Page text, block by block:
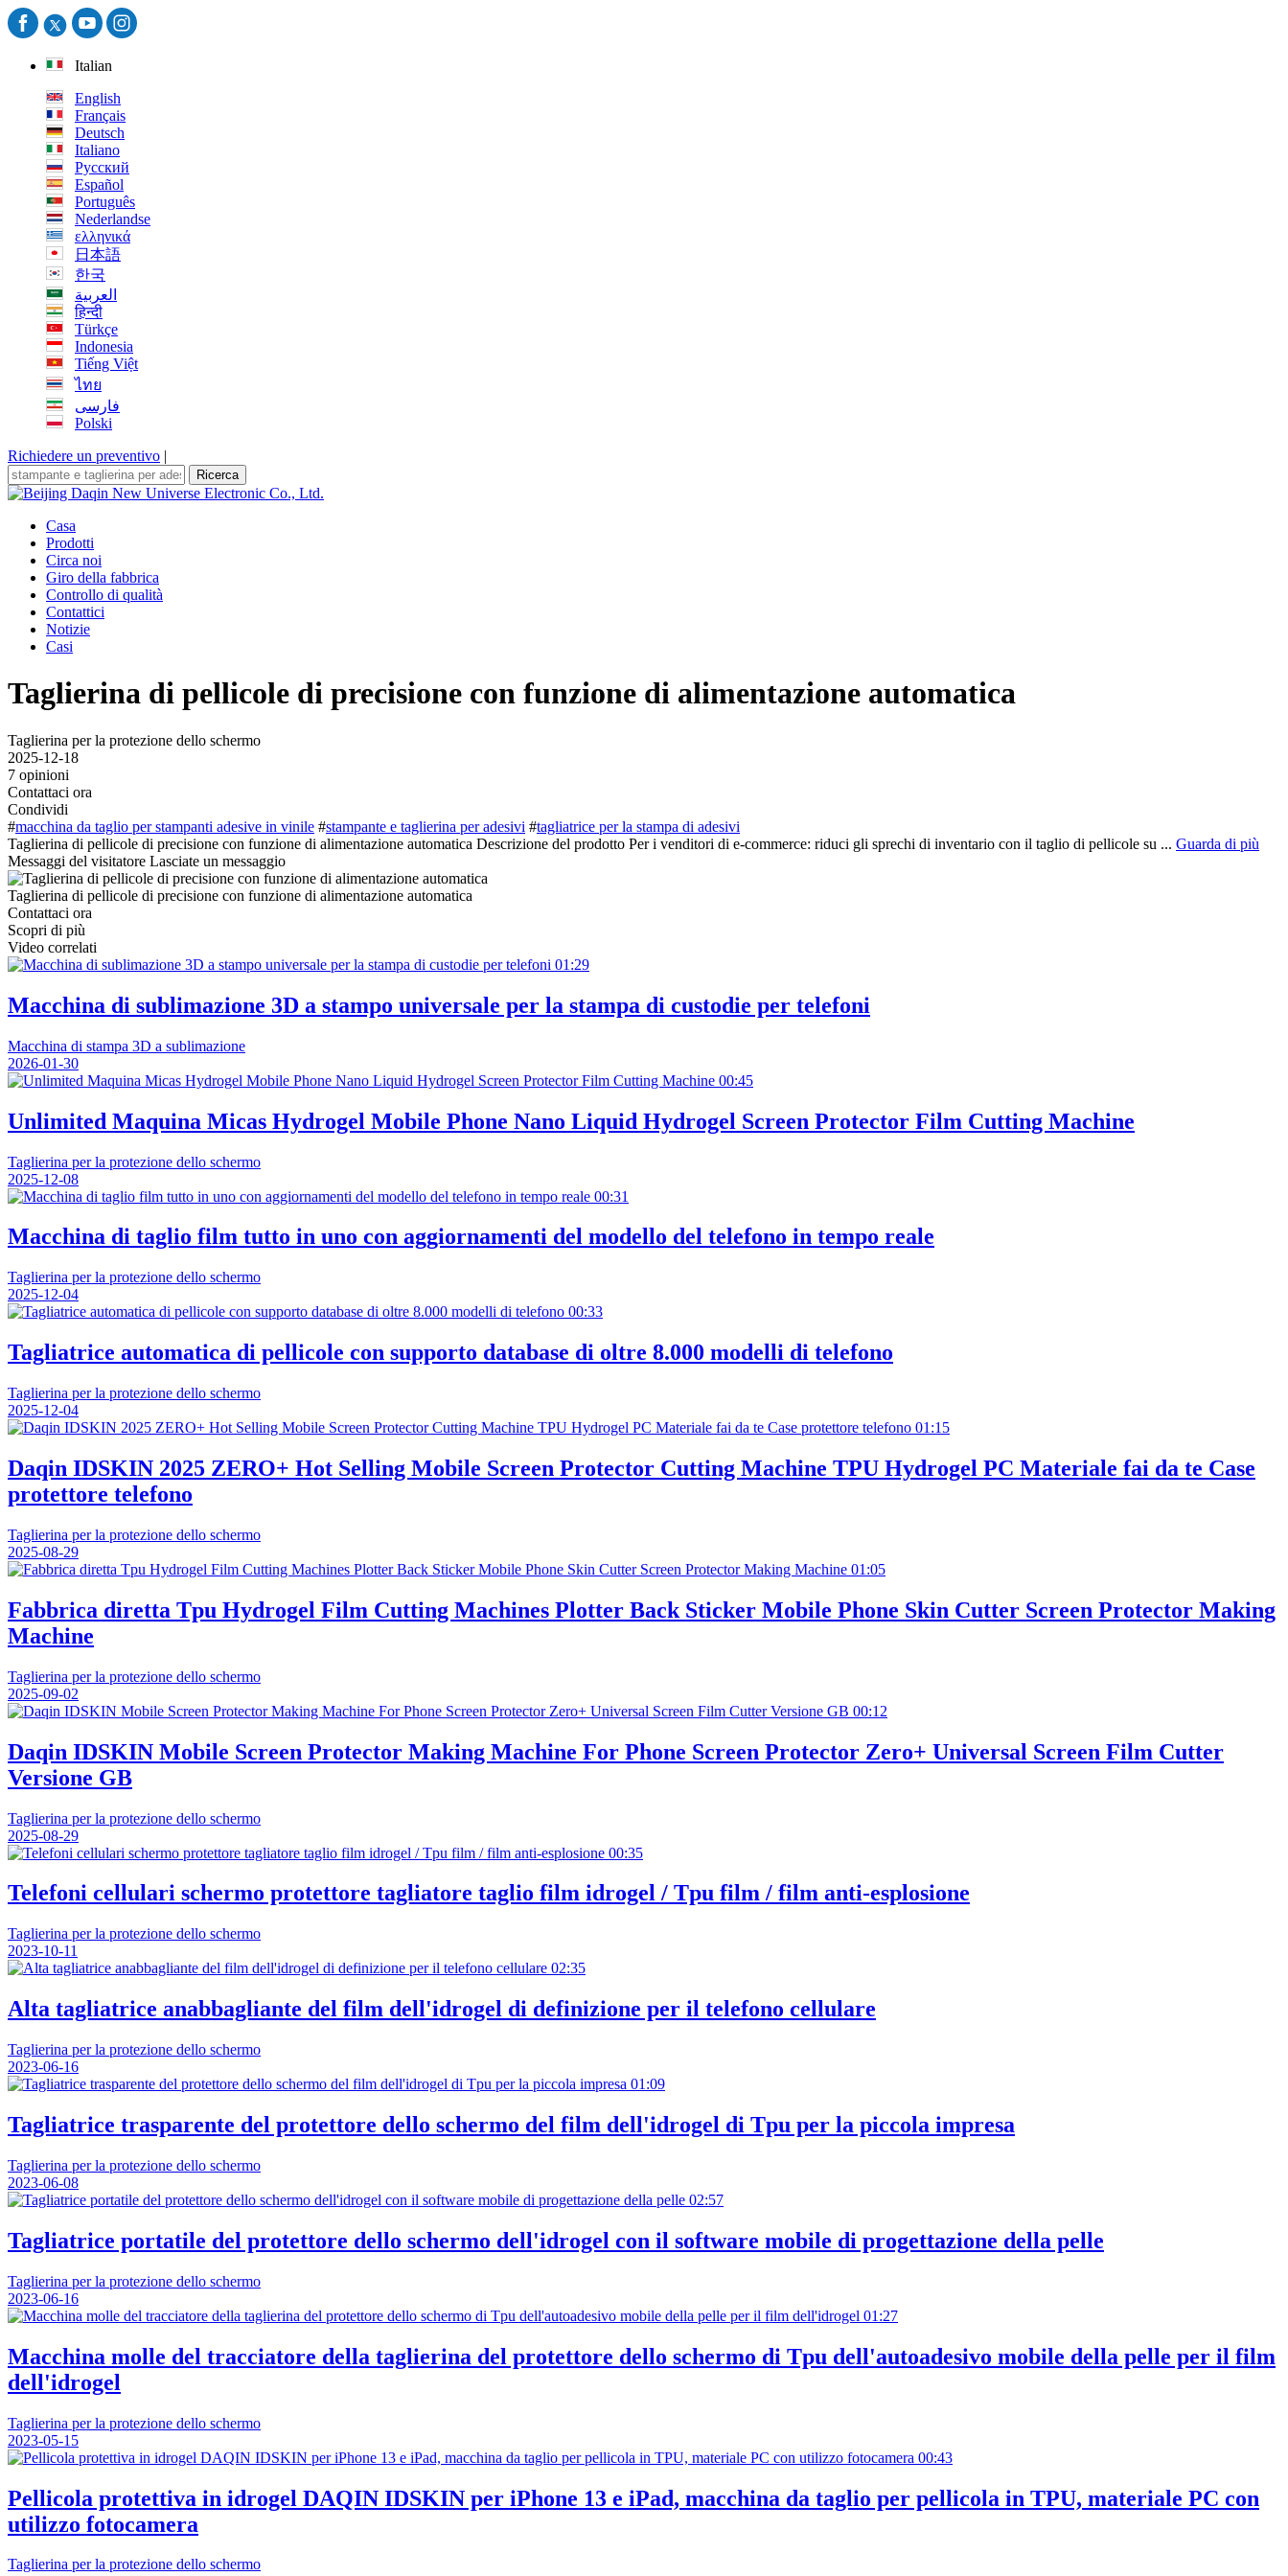
Italian
English
Français
Deutsch
Italiano
Русский
Español
Português
Nederlandse
ελληνικά
日本語
한국
العربية
हिन्दी
Türkçe
Indonesia
Tiếng Việt
ไทย
فارسی
Polski
Richiedere un preventivo |
Ricerca
Casa
Prodotti
Circa noi
Giro della fabbrica
Controllo di qualità
Contattici
Notizie
Casi
Taglierina di pellicole di precisione con funzione di alimentazione automatica
Taglierina per la protezione dello schermo
2025-12-18
7 opinioni
Contattaci ora
Condividi
#macchina da taglio per stampanti adesive in vinile #stampante e taglierina per adesivi #tagliatrice per la stampa di adesivi
Taglierina di pellicole di precisione con funzione di alimentazione automatica Descrizione del prodotto Per i venditori di e-commerce: riduci gli sprechi di inventario con il taglio di pellicole su ... Guarda di più
Messaggi del visitatore Lasciate un messaggio
Taglierina di pellicole di precisione con funzione di alimentazione automatica
Contattaci ora
Scopri di più
Video correlati
01:29
Macchina di sublimazione 3D a stampo universale per la stampa di custodie per telefoni
Macchina di stampa 3D a sublimazione
2026-01-30
00:45
Unlimited Maquina Micas Hydrogel Mobile Phone Nano Liquid Hydrogel Screen Protector Film Cutting Machine
Taglierina per la protezione dello schermo
2025-12-08
00:31
Macchina di taglio film tutto in uno con aggiornamenti del modello del telefono in tempo reale
Taglierina per la protezione dello schermo
2025-12-04
00:33
Tagliatrice automatica di pellicole con supporto database di oltre 8.000 modelli di telefono
Taglierina per la protezione dello schermo
2025-12-04
01:15
Daqin IDSKIN 2025 ZERO+ Hot Selling Mobile Screen Protector Cutting Machine TPU Hydrogel PC Materiale fai da te Case
protettore telefono
Taglierina per la protezione dello schermo
2025-08-29
01:05
Fabbrica diretta Tpu Hydrogel Film Cutting Machines Plotter Back Sticker Mobile Phone Skin Cutter Screen Protector Making
Machine
Taglierina per la protezione dello schermo
2025-09-02
00:12
Daqin IDSKIN Mobile Screen Protector Making Machine For Phone Screen Protector Zero+ Universal Screen Film Cutter
Versione GB
Taglierina per la protezione dello schermo
2025-08-29
00:35
Telefoni cellulari schermo protettore tagliatore taglio film idrogel / Tpu film / film anti-esplosione
Taglierina per la protezione dello schermo
2023-10-11
02:35
Alta tagliatrice anabbagliante del film dell'idrogel di definizione per il telefono cellulare
Taglierina per la protezione dello schermo
2023-06-16
01:09
Tagliatrice trasparente del protettore dello schermo del film dell'idrogel di Tpu per la piccola impresa
Taglierina per la protezione dello schermo
2023-06-08
02:57
Tagliatrice portatile del protettore dello schermo dell'idrogel con il software mobile di progettazione della pelle
Taglierina per la protezione dello schermo
2023-06-16
01:27
Macchina molle del tracciatore della taglierina del protettore dello schermo di Tpu dell'autoadesivo mobile della pelle per il film
dell'idrogel
Taglierina per la protezione dello schermo
2023-05-15
00:43
Pellicola protettiva in idrogel DAQIN IDSKIN per iPhone 13 e iPad, macchina da taglio per pellicola in TPU, materiale PC con
utilizzo fotocamera
Taglierina per la protezione dello schermo